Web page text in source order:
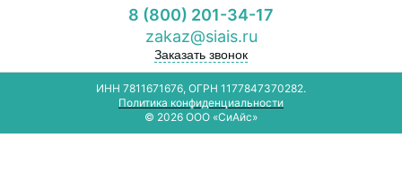
8 (800) 201-34-17
zakaz@siais.ru
Заказать звонок
ИНН 7811671676, ОГРН 1177847370282.
Политика конфиденциальности
© 2026 ООО «СиАйс»